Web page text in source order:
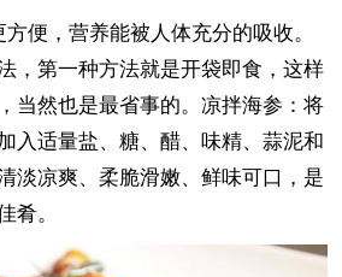
便，营养能被人体充分的吸收。
，第一种方法就是开袋即食，这样
当然也是最省事的。凉拌海参：将
入适量盐、糖、醋、味精、蒜泥和
淡凉爽、柔脆滑嫩、鲜味可口，是
肴。